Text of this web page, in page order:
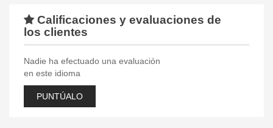
Calificaciones y evaluaciones de
los clientes
Nadie ha efectuado una evaluación
en este idioma
PUNTÚALO